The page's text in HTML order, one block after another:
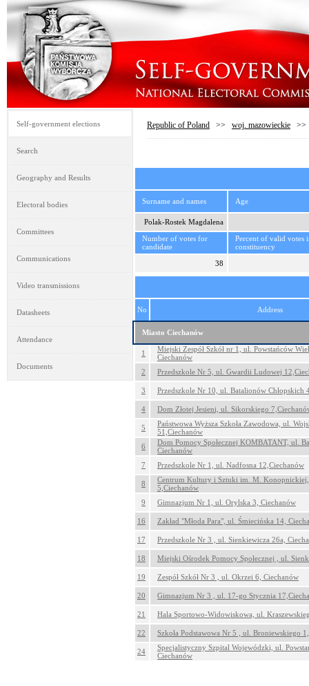
Self-government elections
Search
Geography and Results
Electoral bodies
Committees
Communications
Video transmissions
Datasheets
Attendance
Documents
Republic of Poland >> woj. mazowieckie
Surname and names Age
Polak-Rostek Magdalena
Number of votes for
candidate
Percent of valid votes
constituency
38
No Address
Miasto Ciechanów
1
Miejski Zespół Szkół nr 1, ul. Powstańców
Ciechanów
2
Przedszkole Nr 5, ul. Gwardii Ludowej
3 Przedszkole Nr 10, ul. Batalionów Chłopskich
4 Dom Złotej Jesieni, ul. Sikorskiego
5
Państwowa Wyższa Szkoła Zawodowa, ul.
51,Ciechanów
6
Dom Pomocy Społecznej KOMBATANT, ul.
Ciechanów
7
Przedszkole Nr 1, ul. Nadfosna 12,Ciechanów
8
Centrum Kultury i Sztuki im. M. Konopnickiej,
5,Ciechanów
9
Gimnazjum Nr 1, ul. Orylska 3, Ciechanów
16 Zakład "Młoda Para", ul. Śmiecińska 14,
17 Przedszkole Nr 3 , ul. Sienkiewicza 26a,
18 Miejski Ośrodek Pomocy Społecznej , ul.
19 Zespół Szkół Nr 3 , ul. Okrzei 6, Ciechanów
20 Gimnazjum Nr 3 , ul. 17-go Stycznia
21 Hala Sportowo-Widowiskowa, ul.
22 Szkoła Podstawowa Nr 5 , ul. Broniewskiego
24
Specjalistyczny Szpital Wojewódzki, ul.
Ciechanów